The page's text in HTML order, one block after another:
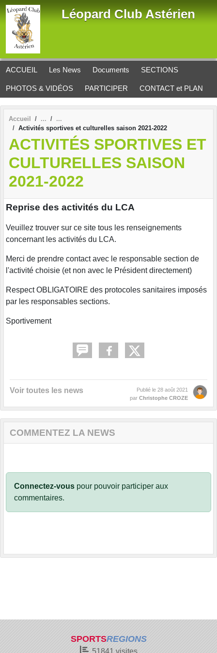
Léopard Club Astérien
ACCUEIL Les News Documents SECTIONS
PHOTOS & VIDÉOS PARTICIPER CONTACT et PLAN
Accueil
Activités sportives et culturelles saison 2021-2022
ACTIVITÉS SPORTIVES ET
CULTURELLES SAISON
2021-2022
Reprise des activités du LCA
Veuillez trouver sur ce site tous les renseignements
concernant les activités du LCA.
Merci de prendre contact avec le responsable section de
l'activité choisie (et non avec le Président directement)
Respect OBLIGATOIRE des protocoles sanitaires imposés
par les responsables sections.
Sportivement
Voir toutes les news Publié le 28 août 2021
par Christophe CROZE
COMMENTEZ LA NEWS
Connectez-vous pour pouvoir participer aux
commentaires.
SPORTSREGIONS
51841 visites
Panneau de gestion des cookies